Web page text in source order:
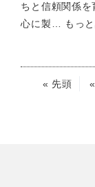
ちと信頼関係
心に製…
もっ
« 先頭 «